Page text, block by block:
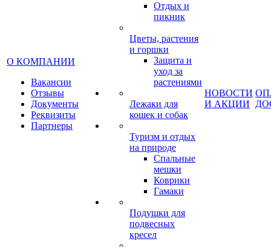
О КОМПАНИИ
Вакансии
Отзывы
Документы
Реквизиты
Партнеры
Отдых и
пикник
Цветы, растения
и горшки
Защита и
уход за
растениями
Лежаки для
кошек и собак
Туризм и отдых
на природе
Спальные
мешки
Коврики
Гамаки
Подушки для
подвесных
кресел
НОВОСТИ
И АКЦИИ